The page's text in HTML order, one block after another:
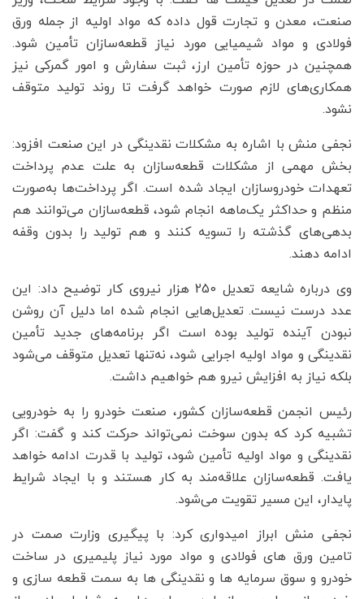
صنعت، معدن و تجارت قول داده که مواد اولیه از جمله ورق
فولادی و مواد شیمیایی مورد نیاز قطعه‌سازان تأمین شود.
همچنین در حوزه تأمین ارز، ثبت سفارش و امور گمرکی نیز
همکاری‌های لازم صورت خواهد گرفت تا روند تولید متوقف
نشود.
نجفی منش با اشاره به مشکلات نقدینگی در این صنعت افزود:
بخش مهمی از مشکلات قطعه‌سازان به علت عدم پرداخت
تعهدات خودروسازان ایجاد شده است. اگر پرداخت‌ها به‌صورت
منظم و حداکثر یک‌ماهه انجام شود، قطعه‌سازان می‌توانند هم
بدهی‌های گذشته را تسویه کنند و هم تولید را بدون وقفه
ادامه دهند.
وی درباره شایعه تعدیل 250 هزار نیروی کار توضیح داد: این
عدد درست نیست. تعدیل‌هایی انجام شده اما دلیل آن روشن
نبودن آینده تولید بوده است اگر برنامه‌های جدید تأمین
نقدینگی و مواد اولیه اجرایی شود، نه‌تنها تعدیل متوقف می‌شود
بلکه نیاز به افزایش نیرو هم خواهیم داشت.
رئیس انجمن قطعه‌سازان کشور، صنعت خودرو را به خودرویی
تشبیه کرد که بدون سوخت نمی‌تواند حرکت کند و گفت: اگر
نقدینگی و مواد اولیه تأمین شود، تولید با قدرت ادامه خواهد
یافت. قطعه‌سازان علاقه‌مند به کار هستند و با ایجاد شرایط
پایدار، این مسیر تقویت می‌شود.
نجفی منش ابراز امیدواری کرد: با پیگیری وزارت صمت در
تامین ورق های فولادی و مواد مورد نیاز پلیمیری در ساخت
خودرو و سوق سرمایه ها و نقدینگی ها به سمت قطعه سازی و